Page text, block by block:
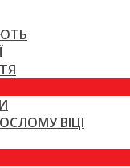
ВІЦІ